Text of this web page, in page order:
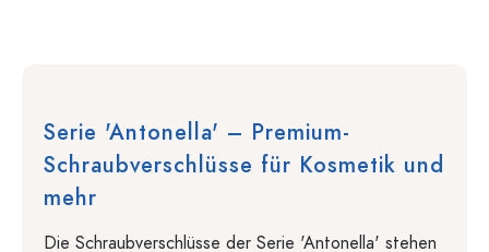
Serie 'Antonella' – Premium-
Schraubverschlüsse für Kosmetik und
mehr
Die Schraubverschlüsse der Serie 'Antonella' stehen